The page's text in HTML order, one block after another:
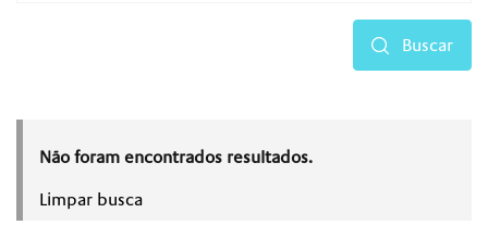
Buscar
Não foram encontrados resultados.
Limpar busca